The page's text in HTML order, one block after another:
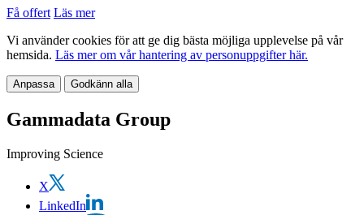
Få offert Läs mer
Vi använder cookies för att ge dig bästa möjliga upplevelse på vår
hemsida. Läs mer om vår hantering av personuppgifter här.
Anpassa Godkänn alla
Gammadata Group
Improving Science
X
LinkedIn